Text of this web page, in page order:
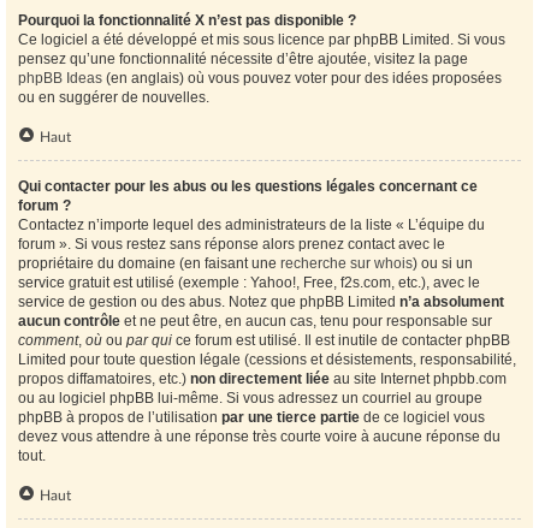
Pourquoi la fonctionnalité X n’est pas disponible ?
Ce logiciel a été développé et mis sous licence par phpBB Limited. Si vous
pensez qu’une fonctionnalité nécessite d’être ajoutée, visitez la page
phpBB Ideas (en anglais) où vous pouvez voter pour des idées proposées
ou en suggérer de nouvelles.
Haut
Qui contacter pour les abus ou les questions légales concernant ce
forum ?
Contactez n’importe lequel des administrateurs de la liste « L’équipe du
forum ». Si vous restez sans réponse alors prenez contact avec le
propriétaire du domaine (en faisant une recherche sur whois) ou si un
service gratuit est utilisé (exemple : Yahoo!, Free, f2s.com, etc.), avec le
service de gestion ou des abus. Notez que phpBB Limited n’a absolument
aucun contrôle et ne peut être, en aucun cas, tenu pour responsable sur
comment, où ou par qui ce forum est utilisé. Il est inutile de contacter phpBB
Limited pour toute question légale (cessions et désistements, responsabilité,
propos diffamatoires, etc.) non directement liée au site Internet phpbb.com
ou au logiciel phpBB lui-même. Si vous adressez un courriel au groupe
phpBB à propos de l’utilisation par une tierce partie de ce logiciel vous
devez vous attendre à une réponse très courte voire à aucune réponse du
tout.
Haut